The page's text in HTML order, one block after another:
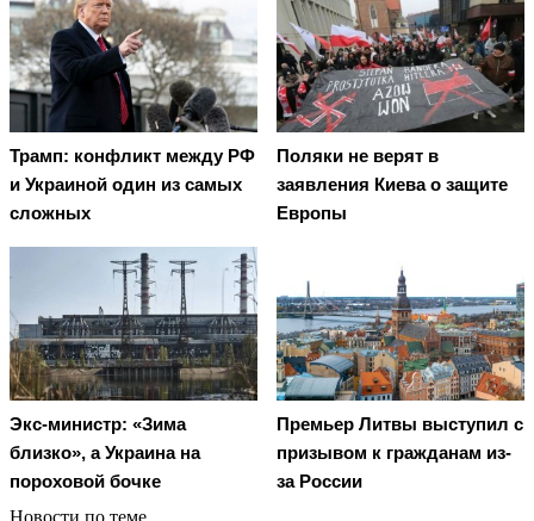
Трамп: конфликт между РФ
и Украиной один из самых
сложных
Поляки не верят в
заявления Киева о защите
Европы
Экс-министр: «Зима
близко», а Украина на
пороховой бочке
Премьер Литвы выступил с
призывом к гражданам из-
за России
Новости по теме